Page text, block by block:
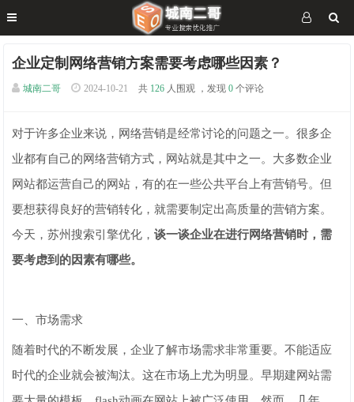
企业定制网络营销方案需要考虑哪些因素？
城南二哥 2024-10-21 共 126 人围观 ，发现 0 个评论
对于许多企业来说，网络营销是经常讨论的问题之一。很多企
业都有自己的网络营销方式，网站就是其中之一。大多数企业
网站都运营自己的网站，有的在一些公共平台上有营销号。但
要想获得良好的营销转化，就需要制定出高质量的营销方案。
今天，苏州搜索引擎优化，谈一谈企业在进行网络营销时，需
要考虑到的因素有哪些。
一、市场需求
随着时代的不断发展，企业了解市场需求非常重要。不能适应
时代的企业就会被淘汰。这在市场上尤为明显。早期建网站需